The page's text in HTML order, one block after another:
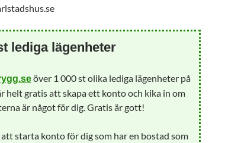
lediga lägenheter
över 1 000 st olika lediga lägenheter på
helt gratis att skapa ett konto och kika in om
är något för dig. Gratis är gott!
starta konto för dig som har en bostad som